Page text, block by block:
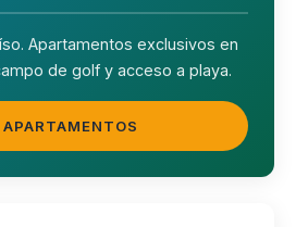
Apartamentos exclusivos en
de golf y acceso a playa.
APARTAMENTOS